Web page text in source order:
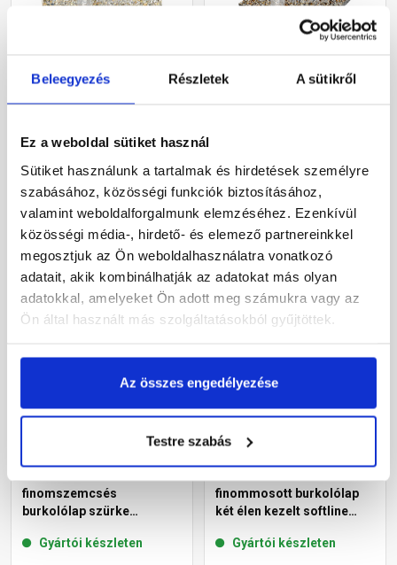
Beleegyezés Részletek A sütikről
Ez a weboldal sütiket használ
Sütiket használunk a tartalmak és hirdetések személyre
szabásához, közösségi funkciók biztosításához,
valamint weboldalforgalmunk elemzéséhez. Ezenkívül
közösségi média-, hirdető- és elemező partnereinkkel
megosztjuk az Ön weboldalhasználatra vonatkozó
adatait, akik kombinálhatják az adatokat más olyan
adatokkal, amelyeket Ön adott meg számukra vagy az
Ön által használt más szolgáltatásokból gyűjtöttek.
Az összes engedélyezése
Testre szabás
50x50x3,8 cm
Gyártói készleten
1 610 Ft/ db
6 440 Ft / m2
Megnézem
Gyártói készleten
6 940 Ft/ db
43 375 Ft / m2
Megnézem
finomszemcsés
burkolólap szürke
Gyártói készleten
finommosott burkolólap
két élen kezelt softline
Gyártói készleten